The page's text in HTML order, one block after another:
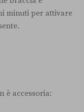
minuti per attivare
è accessoria: